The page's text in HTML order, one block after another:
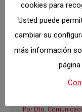
Los
la
Por Dto.
cookies para
Usted puede
cambiar su
más información
página